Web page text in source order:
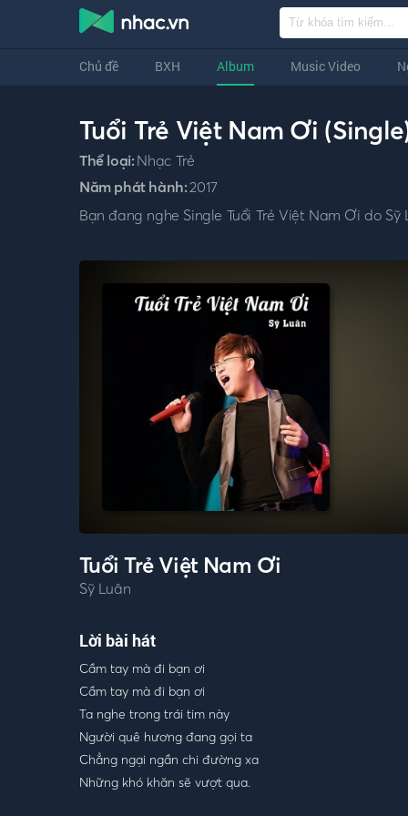
Chủ đề BXH Album Music Video
Tuổi Trẻ Việt Nam Ơi
Thể loại: Nhạc Trẻ
Năm phát hành:2017
Bạn đang nghe Single Tuổi Trẻ Việt Nam Ơi do Sỹ
Tuổi Trẻ Việt Nam Ơi
Sỹ Luân
Lời bài hát
Cầm tay mà đi bạn ơi
Cầm tay mà đi bạn ơi
Ta nghe trong trái tim này
Người quê hương đang gọi ta
Chẳng ngại ngần chi đường xa
Những khó khăn sẽ vượt qua.